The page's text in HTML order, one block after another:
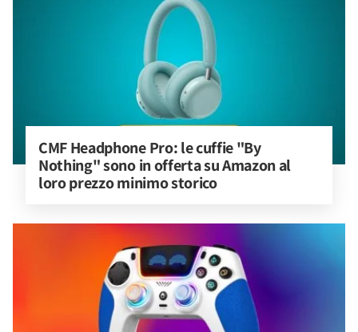
CMF Headphone Pro: le cuffie "By
Nothing" sono in offerta su Amazon al
loro prezzo minimo storico